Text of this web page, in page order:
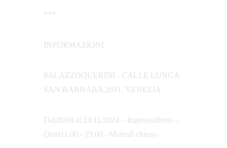
INFORMAZIONI
PALAZZOQUERINI - CALLE LUNGA
SAN BARNABA 2691, VENEZIA
Dal20/04 al 24/11/2024 – Ingressolibero –
Orari11.00 - 19.00 –Martedì chiuso